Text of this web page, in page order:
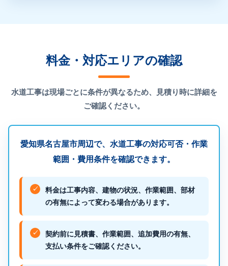
料金・対応エリアの確認
水道工事は現場ごとに条件が異なるため、見積り時に詳細を
ご確認ください。
愛知県名古屋市周辺で、水道工事の対応可否・作業
範囲・費用条件を確認できます。
料金は工事内容、建物の状況、作業範囲、部材
の有無によって変わる場合があります。
契約前に見積書、作業範囲、追加費用の有無、
支払い条件をご確認ください。